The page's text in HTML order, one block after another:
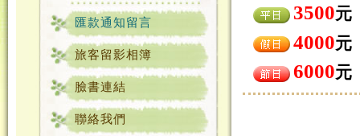
匯款通知留言
旅客留影相簿
臉書連結
聯絡我們
3500元
4000元
6000元